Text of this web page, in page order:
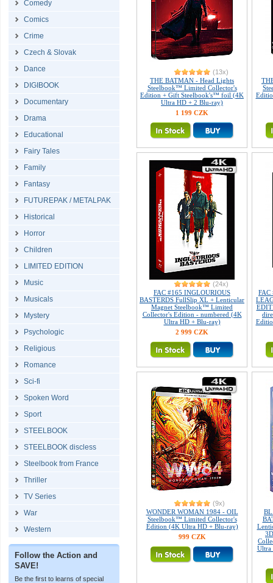
Comedy
Comics
Crime
Czech & Slovak
Dance
DIGIBOOK
Documentary
Drama
Educational
Fairy Tales
Family
Fantasy
FUTUREPAK / METALPAK
Historical
Horror
Children
LIMITED EDITION
Music
Musicals
Mystery
Psychologic
Religious
Romance
Sci-fi
Spoken Word
Sport
STEELBOOK
STEELBOOK discless
Steelbook from France
Thriller
TV Series
War
Western
Follow the Action and
SAVE!
Be the first to learns of special
(13x)
THE BATMAN - Head Lights
Steelbook™ Limited Collector's
Edition + Gift Steelbook's™ foil (4K
Ultra HD + 2 Blu-ray)
1 199 CZK
(24x)
FAC #165 INGLOURIOUS
BASTERDS FullSlip XL + Lenticular
Magnet Steelbook™ Limited
Collector's Edition - numbered (4K
Ultra HD + Blu-ray)
2 999 CZK
FAC
(9x)
WONDER WOMAN 1984 - OIL
Steelbook™ Limited Collector's
Edition (4K Ultra HD + Blu-ray)
999 CZK
Ultra